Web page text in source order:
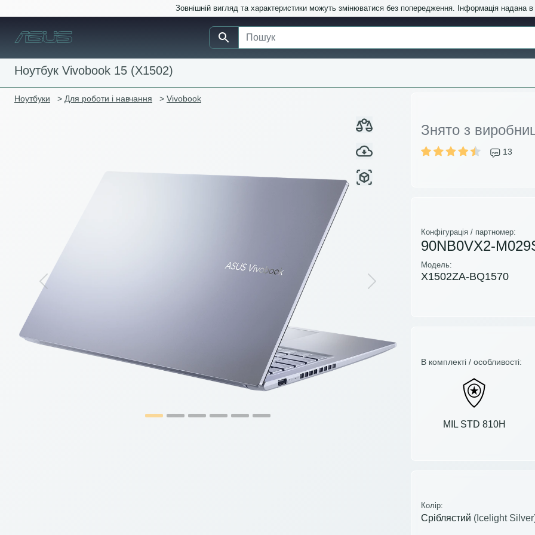
Зовнішній вигляд та характеристики можуть змінюватися без попередження. Інформація
Ноутбук Vivobook 15 (X1502)
Ноутбуки > Для роботи і навчання > Vivobook
Previous Next
Знято з
13
Конфігурація / партномер:
90NB0VX2-
Модель:
X1502ZA-BQ1570
В комплекті / особливості:
MIL STD 810H
Колір:
Сріблястий (Icelight